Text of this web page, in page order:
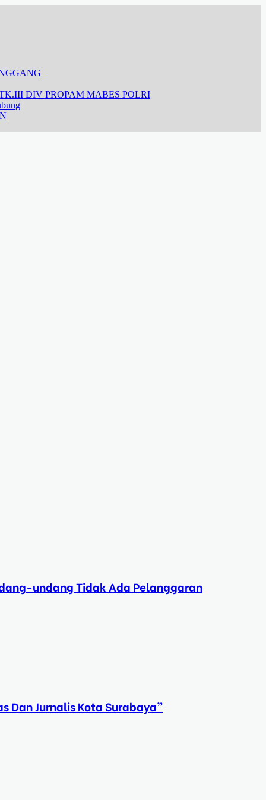
DIV PROPAM MABES POLRI
undang Tidak Ada Pelanggaran
Dan Jurnalis Kota Surabaya”